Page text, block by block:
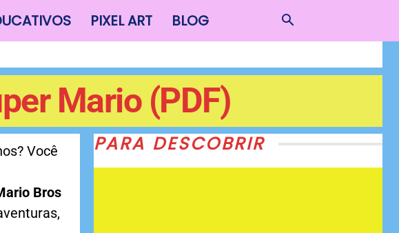
PIXEL ART BLOG
Mario (PDF)
Você
Bros
PARA DESCOBRIR